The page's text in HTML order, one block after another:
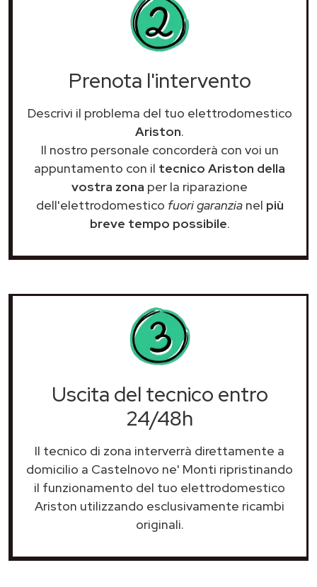
Prenota l'intervento
Descrivi il problema del tuo elettrodomestico
Ariston.
Il nostro personale concorderà con voi un
appuntamento con il tecnico Ariston della
vostra zona per la riparazione
dell'elettrodomestico fuori garanzianel più
breve tempo possibile.
Uscita del tecnico entro
24/48h
Il tecnico di zona interverrà direttamente a
domicilio a Castelnovo ne' Monti ripristinando
il funzionamento del tuo elettrodomestico
Ariston utilizzando esclusivamente ricambi
originali.